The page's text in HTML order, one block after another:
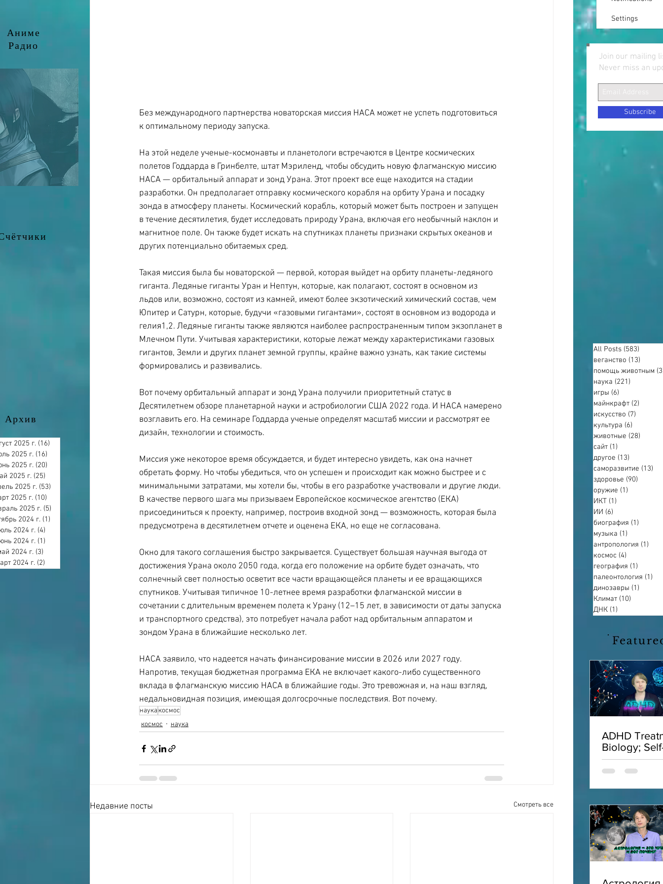
2025 г. (16)
2025 г. (16)
2025 г. (20)
2025 г. (25)
2025 г. (53)
2025 г. (10)
2025 г. (5)
2024 г. (1)
2024 г. (4)
2024 г. (1)
2024 г. (3)
2024 г. (2)
Архив
Без международного партнерства новаторская миссия НАСА может не успеть подготовиться
к оптимальному периоду запуска.
На этой неделе ученые-космонавты и планетологи встречаются в Центре космических
полетов Годдарда в Гринбелте, штат Мэриленд, чтобы обсудить новую флагманскую миссию
НАСА — орбитальный аппарат и зонд Урана. Этот проект все еще находится на стадии
разработки. Он предполагает отправку космического корабля на орбиту Урана и посадку
зонда в атмосферу планеты. Космический корабль, который может быть построен и запущен
в течение десятилетия, будет исследовать природу Урана, включая его необычный наклон и
магнитное поле. Он также будет искать на спутниках планеты признаки скрытых океанов и
других потенциально обитаемых сред.
Такая миссия была бы новаторской — первой, которая выйдет на орбиту планеты-ледяного
гиганта. Ледяные гиганты Уран и Нептун, которые, как полагают, состоят в основном из
льдов или, возможно, состоят из камней, имеют более экзотический химический состав, чем
Юпитер и Сатурн, которые, будучи «газовыми гигантами», состоят в основном из водорода и
гелия1,2. Ледяные гиганты также являются наиболее распространенным типом экзопланет в
Млечном Пути. Учитывая характеристики, которые лежат между характеристиками газовых
гигантов, Земли и других планет земной группы, крайне важно узнать, как такие системы
формировались и развивались.
Вот почему орбитальный аппарат и зонд Урана получили приоритетный статус в
Десятилетнем обзоре планетарной науки и астробиологии США 2022 года. И НАСА намерено
возглавить его. На семинаре Годдарда ученые определят масштаб миссии и рассмотрят ее
дизайн, технологии и стоимость.
Миссия уже некоторое время обсуждается, и будет интересно увидеть, как она начнет
обретать форму. Но чтобы убедиться, что он успешен и происходит как можно быстрее и с
минимальными затратами, мы хотели бы, чтобы в его разработке участвовали и другие люди.
В качестве первого шага мы призываем Европейское космическое агентство (ЕКА)
присоединиться к проекту, например, построив входной зонд — возможность, которая была
предусмотрена в десятилетнем отчете и оценена ЕКА, но еще не согласована.
Окно для такого соглашения быстро закрывается. Существует большая научная выгода от
достижения Урана около 2050 года, когда его положение на орбите будет означать, что
солнечный свет полностью осветит все части вращающейся планеты и ее вращающихся
спутников. Учитывая типичное 10-летнее время разработки флагманской миссии в
сочетании с длительным временем полета к Урану (12–15 лет, в зависимости от даты запуска
и транспортного средства), это потребует начала работ над орбитальным аппаратом и
зондом Урана в ближайшие несколько лет.
НАСА заявило, что надеется начать финансирование миссии в 2026 или 2027 году.
Напротив, текущая бюджетная программа ЕКА не включает какого-либо существенного
вклада в флагманскую миссию НАСА в ближайшие годы. Это тревожная и, на наш взгляд,
недальновидная позиция, имеющая долгосрочные последствия. Вот почему.
наука космос
космос
наука
Недавние посты Смотреть все
All Posts (583)
веганство (13)
помощь животным
наука (221)
игры (6)
майнкрафт (2)
искусство (7)
культура (6)
животные (28)
сайт (1)
другое (13)
саморазвитие (13)
здоровье (90)
оружие (1)
ИКТ (1)
ИИ (6)
биография (1)
музыка (1)
антропология (1)
космос (4)
география (1)
палеонтология (1)
динозавры (1)
Климат (10)
ДНК (1)
ADHD
Biology;
Acceptance;
Interviews;
Settings
Join our mailing
Never miss an
Subscribe
Аниме
Радио